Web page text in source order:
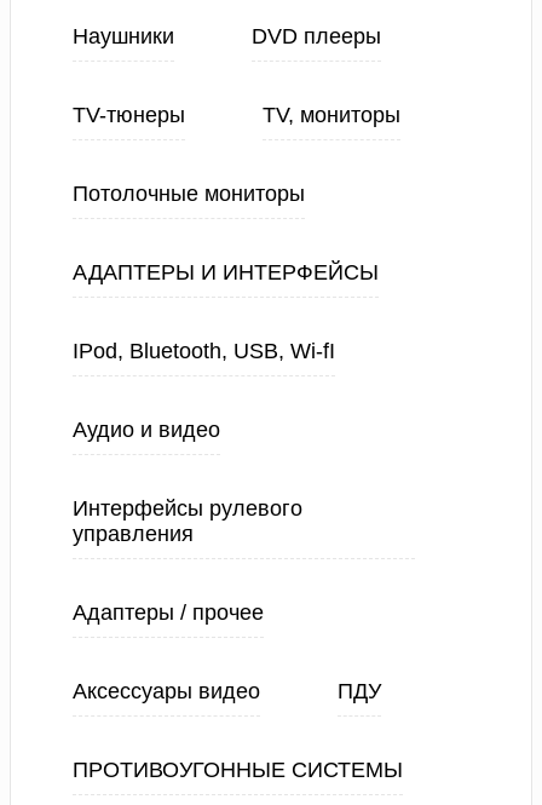
Наушники DVD плееры
TV-тюнеры TV, мониторы
Потолочные мониторы
АДАПТЕРЫ И ИНТЕРФЕЙСЫ
IPod, Bluetooth, USB, Wi-fI
Аудио и видео
Интерфейсы рулевого
управления
Адаптеры / прочее
Аксессуары видео ПДУ
ПРОТИВОУГОННЫЕ СИСТЕМЫ